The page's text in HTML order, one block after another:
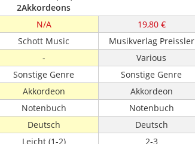
2Akkordeons
N/A 19,80 €
Schott Music Musikverlag Preissler
- Various
Sonstige Genre Sonstige Genre
Akkordeon Akkordeon
Notenbuch Notenbuch
Deutsch Deutsch
Leicht (1-2) 2-3